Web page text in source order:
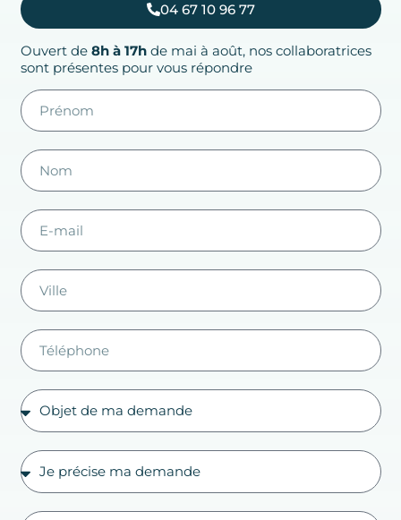
04 67 10 96 77
Ouvert de 8h à 17hde mai à août, nos collaboratrices
sont présentes pour vous répondre